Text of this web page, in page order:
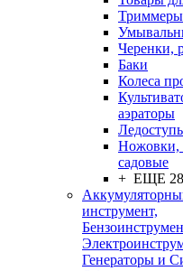
Триммеры
Черенки,
Баки
Колеса
аэраторы
Ножовки,
садовые
+ ЕЩЕ 28
инструмент,
Генераторы и